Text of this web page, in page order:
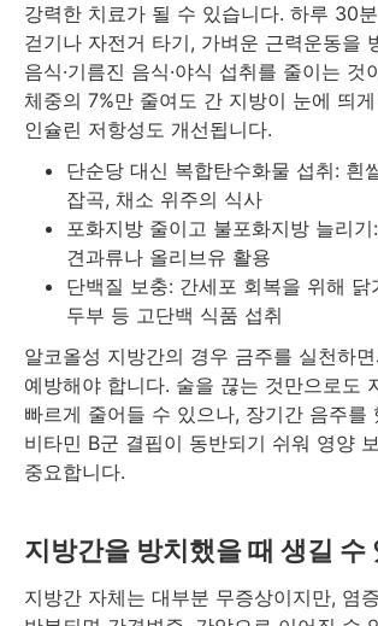
강력한 치료가 될 수 있습니다. 하루 30
걷기나 자전거 타기, 가벼운 근력운동을
음식·기름진 음식·야식 섭취를 줄이는 것
체중의 7%만 줄여도 간 지방이 눈에 띄
인슐린 저항성도 개선됩니다.
단순당 대신 복합탄수화물 섭취: 흰
잡곡, 채소 위주의 식사
포화지방 줄이고 불포화지방 늘리
견과류나 올리브유 활용
단백질 보충: 간세포 회복을 위해 닭
두부 등 고단백 식품 섭취
알코올성 지방간의 경우 금주를 실천하
예방해야 합니다. 술을 끊는 것만으로도
빠르게 줄어들 수 있으나, 장기간 음주를
비타민 B군 결핍이 동반되기 쉬워 영양
중요합니다.
지방간을 방치했을 때 생길 수
지방간 자체는 대부분 무증상이지만, 염